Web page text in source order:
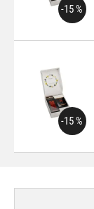
-15 %
-15 %